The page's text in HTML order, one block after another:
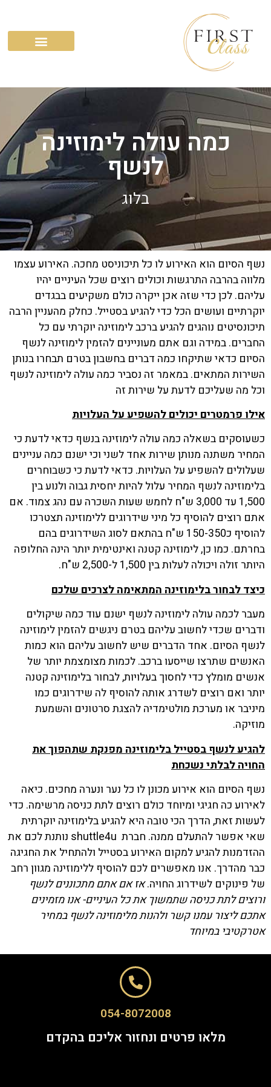
כמה עולה לימוזינה
לנשף
בלוג
נשף הסיום הוא האירוע לו כל תיכוניסט מחכה. האירוע עצמו
מלווה בהרבה התרגשות וכולים רוצים שכל העיניים יהיו
עליהם. לכן כדי שזה אכן ייקרה כולם משקיעים בבגדים
יוקרתיים ועושים הכל כדי להגיע בסטייל. כחלק מהעניין הרבה
תיכונסיטים נוהגים להגיע ברכב לימוזינה יוקרתי עם כל
החברים. במידה וגם אתם מעוניינים להזמין לימוזינה לנשף
הסיום כדאי שתיקחו כמה דברים בחשבון בטרם תבחרו בנותן
השירות המתאים. במאמר זה נסביר כמה עולה לימוזינה לנשף
וכל מה שעליכם לדעת על שירות זה
אילו פרמטרים יכולים להשפיע על העלויות
כשעוסקים בשאלה כמה עולה לימוזינה בנשף כדאי לדעת כי
המחיר משתנה מנותן שירות אחד לשני וכי ישנם כמה עניינים
שעלולים להשפיע על העלויות. כדאי לדעת כי כשבוחרים
בלימוזינה לנשף המחיר עלול להיות יחסית גבוה ולנוע בין
1,500 עד 3,000 ש"ח לחמש שעות השכרה עם נהג צמוד. אם
אתם רוצים להוסיף כל מיני שידרוגים ללימוזינה תצטרכו
להוסיף כ150-350 ש"ח בהתאם לסוג השידרוגים בהם
בחרתם. כמו כן, לימוזינה קטנה ואינטימית יותר הינה החלופה
היותר זולה ויכולה לעלות בין 1,500 ל-2,500 ש"ח.
כיצד לבחור בלימוזינה המתאימה לצרכים שלכם
מעבר לכמה עולה לימוזינה לנשף ישנם עוד כמה שיקולים
ודברים שכדי לחשוב עליהם בטרם ניגשים להזמין לימוזינה
לנשף הסיום. אחד הדברים שיש לחשוב עליהם הוא כמות
האנשים שתרצו שייסעו ברכב. לכמות מצומצמת יותר של
אנשים מומלץ כדי לחסוך בעלויות, לבחור בלימוזינה קטנה
יותר ואם רוצים לשדרג אותה להוסיף לה שידרוגים כמו
מיניבר או מערכת מולטימדיה להצגת סרטונים והשמעת
מוזיקה.
להגיע לנשף בסטייל בלימוזינה מפנקת שתהפוך את
החויה לבלתי נשכחת
נשף הסיום הוא אירוע מכונן לו כל נער ונערה מחכים. כיאה
לאירוע כה חגיגי ומיוחד כולם רוצים לתת כניסה מרשימה. כדי
לעשות זאת, הדרך הכי טובה היא להגיע בלימוזינה יוקרתית
שאי אפשר להתעלם ממנה. חברת shuttle4u נותנת לכם את
ההזדמנות להגיע למקום האירוע בסטייל ולהתחיל את החגיגה
כבר מהדרך. אנו מאפשרים לכם להוסיף ללימוזינה מגוון רחב
של פינוקים לשידרוג החויה.אז אם אתם מתכוננים לנשף
ורוצים לתת כניסה שתמשוך את כל העיניים- אנו מזמינים
אתכם ליצור עמנו קשר ולהנות מלימוזינה לנשף במחיר
אטרקטיבי במיוחד
054-8072008
מלאו פרטים ונחזור אליכם בהקדם